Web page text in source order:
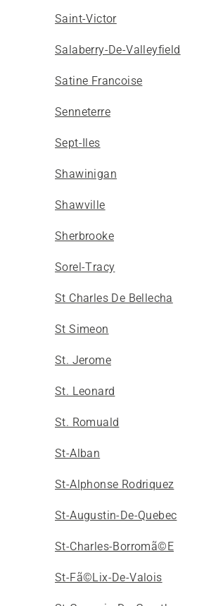
Saint-Victor
Salaberry-De-Valleyfield
Satine Francoise
Senneterre
Sept-Iles
Shawinigan
Shawville
Sherbrooke
Sorel-Tracy
St Charles De Bellecha
St Simeon
St. Jerome
St. Leonard
St. Romuald
St-Alban
St-Alphonse Rodriquez
St-Augustin-De-Quebec
St-Charles-Borromã©E
St-Fã©Lix-De-Valois